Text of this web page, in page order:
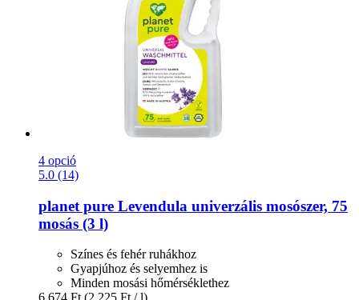
4 opció
5.0 (14)
planet pure Levendula univerzális mosószer, 75
mosás (3 l)
Színes és fehér ruhákhoz
Gyapjúhoz és selyemhez is
Minden mosási hőmérséklethez